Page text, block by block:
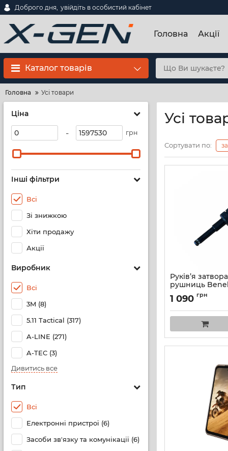
Доброго дня, увійдіть в особистий кабінет
Головна Акції
Каталог товарів
Головна Усі товари
Ціна
- грн
Інші фільтри
Всі
Зі знижкою
Хіти продажу
Акції
Виробник
Всі
3M (8)
5.11 Tactical (317)
A-LINE (271)
A-TEC (3)
Дивитись все
Тип
Всі
Електронні пристрої (6)
Засоби зв'язку та комунікації (6)
Усі
Сортувати по:
Руків’я
рушниць
сумісних M4-
калібру Gen 2
1 090 грн